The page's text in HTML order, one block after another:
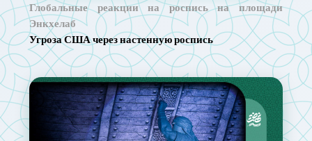
Глобальные реакции на роспись на площади
Энкхелаб
Угроза США через настенную роспись